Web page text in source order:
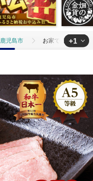
鹿児島市 お家で贅沢に！
+1